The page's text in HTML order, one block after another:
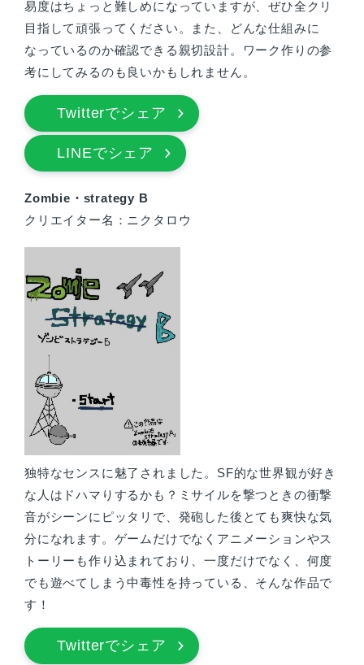
易度はちょっと難しめになっていますが、ぜひ全クリ
目指して頑張ってください。また、どんな仕組みに
なっているのか確認できる親切設計。ワーク作りの参
考にしてみるのも良いかもしれません。
Twitterでシェア
LINEでシェア
Zombie・strategy B
クリエイター名：ニクタロウ
独特なセンスに魅了されました。SF的な世界観が好き
な人はドハマりするかも？ミサイルを撃つときの衝撃
音がシーンにピッタリで、発砲した後とても爽快な気
分になれます。ゲームだけでなくアニメーションやス
トーリーも作り込まれており、一度だけでなく、何度
でも遊べてしまう中毒性を持っている、そんな作品で
す！
Twitterでシェア